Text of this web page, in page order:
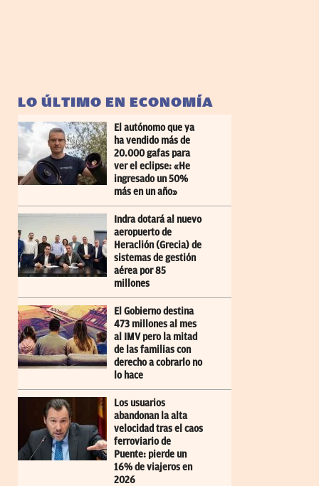
LO ÚLTIMO EN ECONOMÍA
El autónomo que ya
ha vendido más de
20.000 gafas para
ver el eclipse: «He
ingresado un 50%
más en un año»
Indra dotará al nuevo
aeropuerto de
Heraclión (Grecia) de
sistemas de gestión
aérea por 85
millones
El Gobierno destina
473 millones al mes
al IMV pero la mitad
de las familias con
derecho a cobrarlo no
lo hace
Los usuarios
abandonan la alta
velocidad tras el caos
ferroviario de
Puente: pierde un
16% de viajeros en
2026